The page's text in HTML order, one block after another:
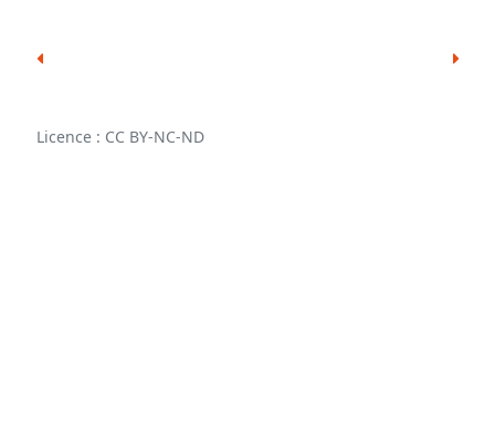
Licence : CC BY-NC-ND
Participer